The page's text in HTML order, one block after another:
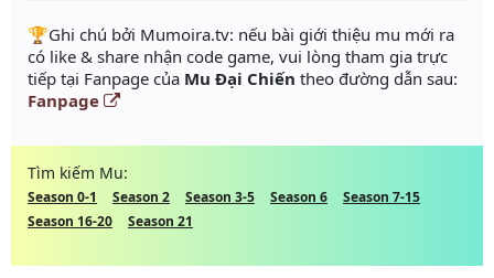
️🏆Ghi chú bởi Mumoira.tv: nếu bài giới thiệu mu mới ra
có like & share nhận code game, vui lòng tham gia trực
tiếp tại Fanpage của Mu Đại Chiến theo đường dẫn sau:
Fanpage
Tìm kiếm Mu:
Season 0-1 Season 2 Season 3-5 Season 6
Season 7-15
Season 16-20
Season 21